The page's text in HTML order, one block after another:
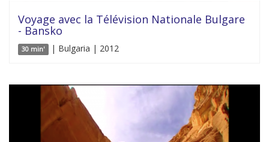
Voyage avec la Télévision Nationale Bulgare
- Bansko
30 min' | Bulgaria | 2012